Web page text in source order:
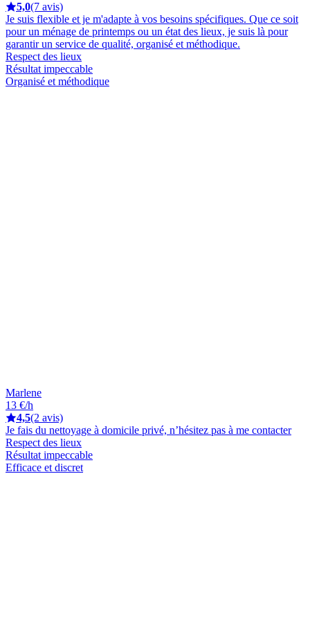
5,0(7 avis)
Je suis flexible et je m'adapte à vos besoins spécifiques. Que ce soit
pour un ménage de printemps ou un état des lieux, je suis là pour
garantir un service de qualité, organisé et méthodique.
Respect des lieux
Résultat impeccable
Organisé et méthodique
Marlene
13 €/h
4,5(2 avis)
Je fais du nettoyage à domicile privé, n’hésitez pas à me contacter
Respect des lieux
Résultat impeccable
Efficace et discret